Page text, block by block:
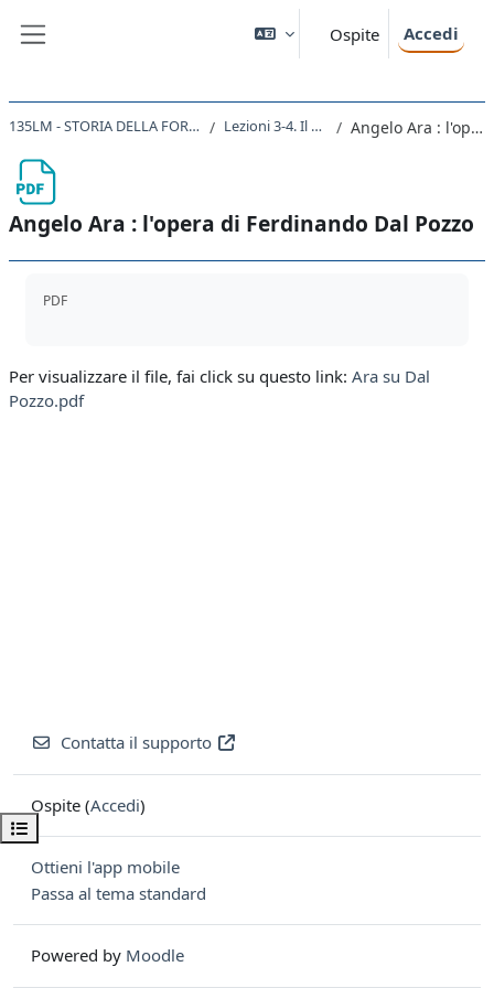
Ospite Accedi
Apri indice del corso
135LM - STORIA DELLA FORMAZIONE DEGLI STATI NAZIONALI NEL XIX SECOLO 2020 Lezioni 3-4. Il governo austriaco in Italia Angelo Ara : l'opera di Ferdinando Dal Pozzo
Angelo Ara : l'opera di Ferdinando Dal Pozzo
PDF
Per visualizzare il file, fai click su questo link: Ara su Dal
Pozzo.pdf
Contatta il supporto
Ospite (Accedi)
Ottieni l'app mobile
Passa al tema standard
Powered by Moodle